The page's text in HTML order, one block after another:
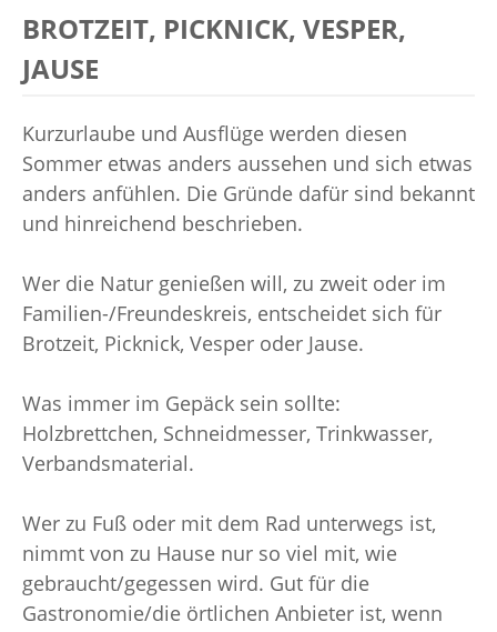
BROTZEIT, PICKNICK, VESPER,
JAUSE
Kurzurlaube und Ausflüge werden diesen
Sommer etwas anders aussehen und sich etwas
anders anfühlen. Die Gründe dafür sind bekannt
und hinreichend beschrieben.
Wer die Natur genießen will, zu zweit oder im
Familien-/Freundeskreis, entscheidet sich für
Brotzeit, Picknick, Vesper oder Jause.
Was immer im Gepäck sein sollte:
Holzbrettchen, Schneidmesser, Trinkwasser,
Verbandsmaterial.
Wer zu Fuß oder mit dem Rad unterwegs ist,
nimmt von zu Hause nur so viel mit, wie
gebraucht/gegessen wird. Gut für die
Gastronomie/die örtlichen Anbieter ist, wenn